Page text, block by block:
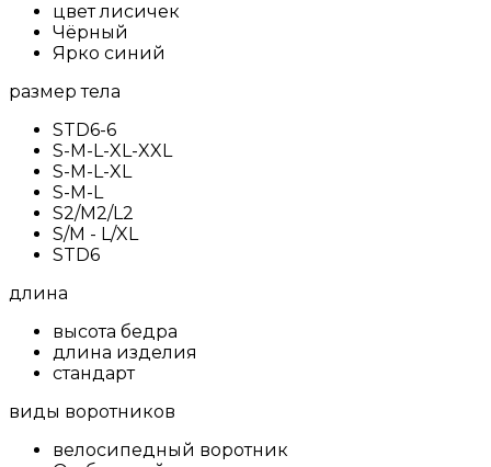
цвет лисичек
Чёрный
Ярко синий
размер тела
STD6-6
S-M-L-XL-XXL
S-M-L-XL
S-M-L
S2/M2/L2
S/M - L/XL
STD6
длина
высота бедра
длина изделия
стандарт
виды воротников
велосипедный воротник